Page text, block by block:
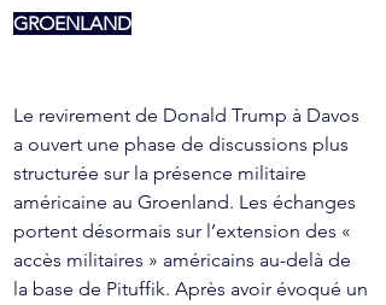
GROENLAND
Le revirement de Donald Trump à Davos
a ouvert une phase de discussions plus
structurée sur la présence militaire
américaine au Groenland. Les échanges
portent désormais sur l’extension des «
accès militaires » américains au-delà de
la base de Pituffik. Après avoir évoqué un